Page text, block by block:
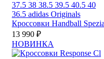
37.5 38 38.5 39.5 40.5 40
36.5 adidas Originals
Кроссовки Handball
13 990 ₽
НОВИНКА